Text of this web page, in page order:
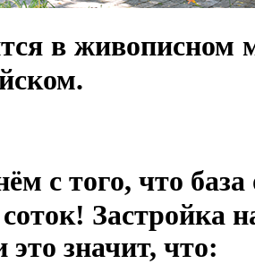
в живописном
с того, что
Застройка
это значит, что: